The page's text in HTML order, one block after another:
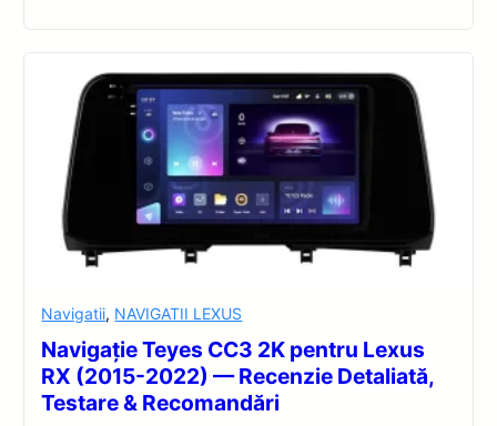
Navigatii, NAVIGATII LEXUS
Navigație Teyes CC3 2K pentru Lexus
RX (2015-2022) — Recenzie Detaliată,
Testare & Recomandări